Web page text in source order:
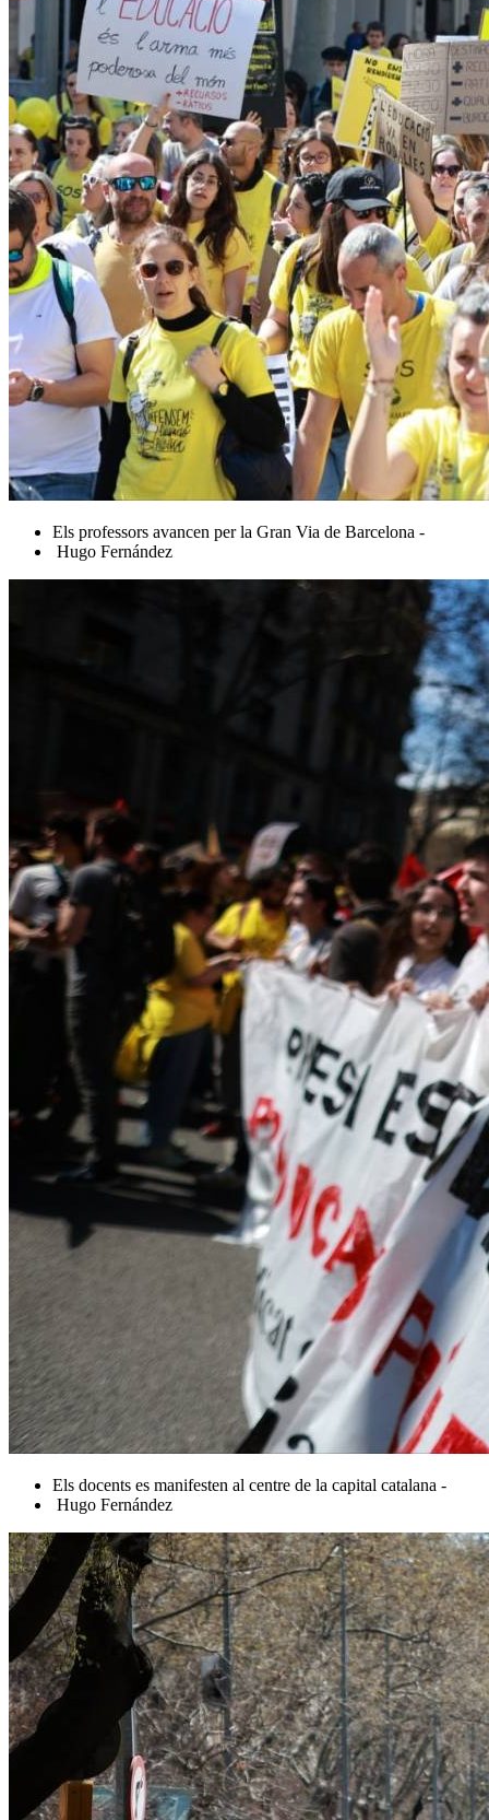
Els professors avancen per la Gran Via de Barcelona -
Hugo Fernández
Els docents es manifesten al centre de la capital catalana -
Hugo Fernández